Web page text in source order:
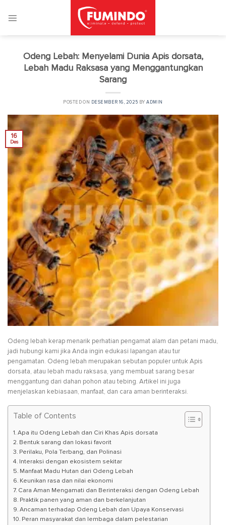
Odeng Lebah: Menyelami Dunia Apis dorsata,
Lebah Madu Raksasa yang Menggantungkan
Sarang
POSTED ON DESEMBER 16, 2025 BYADMIN
16
Des
Odeng lebah kerap menarik perhatian pengamat alam dan petani madu,
jadi hubungi kami jika Anda ingin edukasi lapangan atau tur
pengamatan. Odeng lebah merupakan sebutan populer untuk Apis
dorsata, atau lebah madu raksasa, yang membuat sarang besar
menggantung dari dahan pohon atau tebing. Artikel ini juga
menjelaskan kebiasaan, manfaat, dan cara aman berinteraksi.
Table of Contents
Apa itu Odeng Lebah dan Ciri Khas Apis dorsata
Bentuk sarang dan lokasi favorit
Perilaku, Pola Terbang, dan Polinasi
Interaksi dengan ekosistem sekitar
Manfaat Madu Hutan dari Odeng Lebah
Keunikan rasa dan nilai ekonomi
Cara Aman Mengamati dan Berinteraksi dengan Odeng Lebah
Praktik panen yang aman dan berkelanjutan
Ancaman terhadap Odeng Lebah dan Upaya Konservasi
Peran masyarakat dan lembaga dalam pelestarian